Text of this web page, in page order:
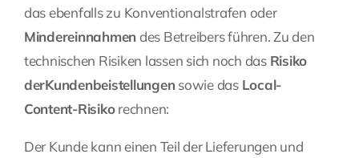
das ebenfalls zu Konventionalstrafen oder
Mindereinnahmen des Betreibers führen. Zu den
technischen Risiken lassen sich noch das Risiko
derKundenbeistellungen sowie das Local-
Content-Risikorechnen:
Der Kunde kann einen Teil der Lieferungen und